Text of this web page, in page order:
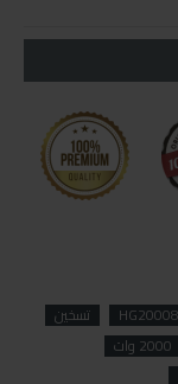
تسخين
2000 وات